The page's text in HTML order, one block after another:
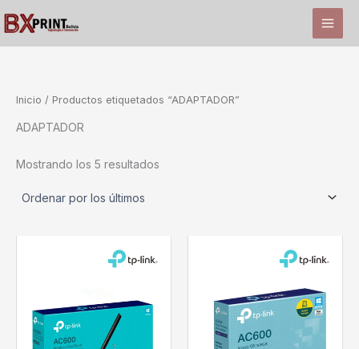
al
contenido
Inicio / Productos etiquetados “ADAPTADOR”
ADAPTADOR
Mostrando los 5 resultados